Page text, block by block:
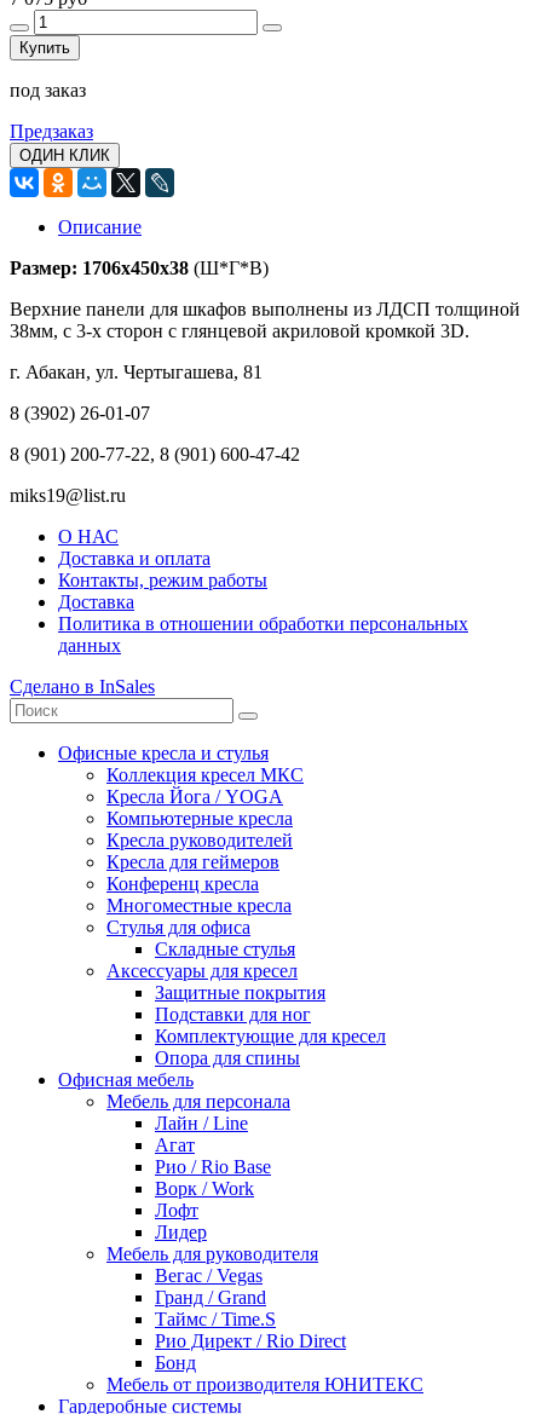
Купить
под заказ
Предзаказ
ОДИН КЛИК
Описание
Размер: 1706х450х38 (Ш*Г*В)
Верхние панели для шкафов выполнены из ЛДСП толщиной
38мм, с 3-х сторон с глянцевой акриловой кромкой 3D.
г. Абакан, ул. Чертыгашева, 81
8 (3902) 26-01-07
8 (901) 200-77-22, 8 (901) 600-47-42
miks19@list.ru
О НАС
Доставка и оплата
Контакты, режим работы
Доставка
Политика в отношении обработки персональных
данных
Сделано в InSales
Офисные кресла и стулья
Коллекция кресел МКС
Кресла Йога / YOGA
Компьютерные кресла
Кресла руководителей
Кресла для геймеров
Конференц кресла
Многоместные кресла
Стулья для офиса
Складные стулья
Аксессуары для кресел
Защитные покрытия
Подставки для ног
Комплектующие для кресел
Опора для спины
Офисная мебель
Мебель для персонала
Лайн / Line
Агат
Рио / Rio Base
Ворк / Work
Лофт
Лидер
Мебель для руководителя
Вегас / Vegas
Гранд / Grand
Таймс / Time.S
Рио Директ / Rio Direct
Бонд
Мебель от производителя ЮНИТЕКС
Гардеробные системы